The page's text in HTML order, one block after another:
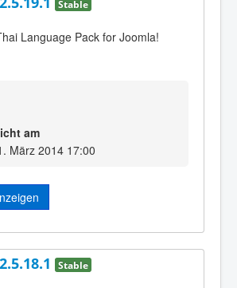
Stable
Language Pack for Joomla!
am
März 2014 17:00
Stable